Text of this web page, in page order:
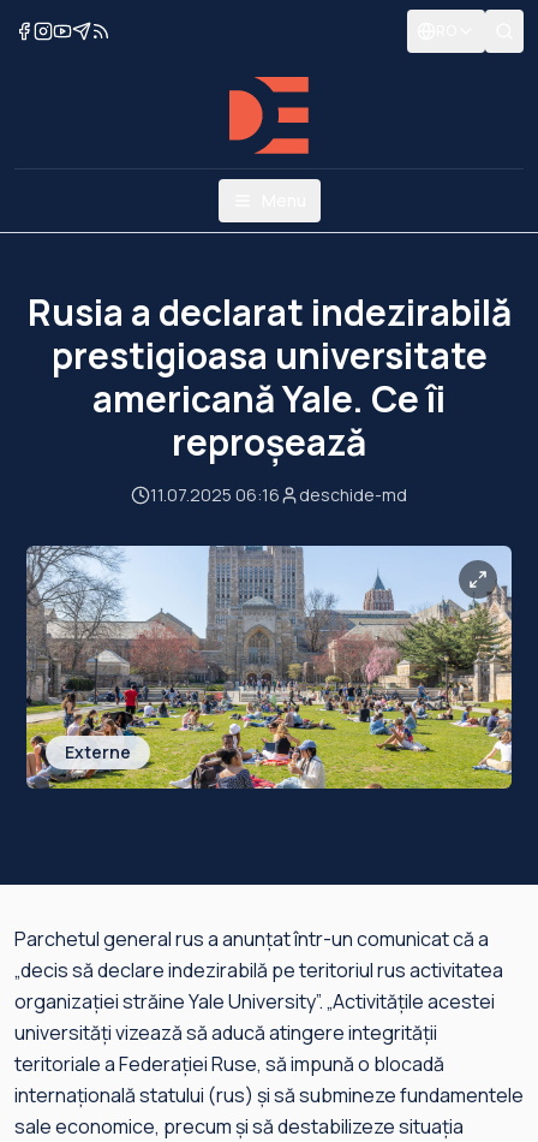
Rusia a declarat indezirabilă
prestigioasa universitate
americană Yale. Ce îi
reproșează
11.07.2025 06:16 deschide-md
Externe
Parchetul general rus a anunţat într-un comunicat că a
„decis să declare indezirabilă pe teritoriul rus activitatea
organizaţiei străine Yale University”. „Activităţile acestei
universităţi vizează să aducă atingere integrităţii
teritoriale a Federaţiei Ruse, să impună o blocadă
internaţională statului (rus) şi să submineze fundamentele
sale economice, precum şi să destabilizeze situaţia